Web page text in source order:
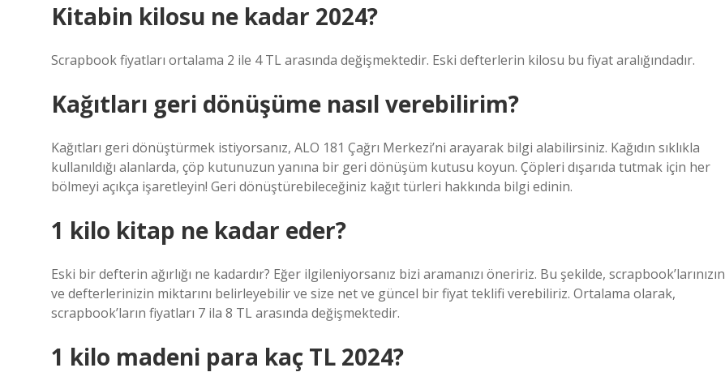
Kitabin kilosu ne kadar 2024?
Scrapbook fiyatları ortalama 2 ile 4 TL arasında değişmektedir. Eski defterlerin kilosu bu fiyat aralığındadır.
Kağıtları geri dönüşüme nasıl verebilirim?
Kağıtları geri dönüştürmek istiyorsanız, ALO 181 Çağrı Merkezi’ni arayarak bilgi alabilirsiniz. Kağıdın sıklıkla
kullanıldığı alanlarda, çöp kutunuzun yanına bir geri dönüşüm kutusu koyun. Çöpleri dışarıda tutmak için her
bölmeyi açıkça işaretleyin! Geri dönüştürebileceğiniz kağıt türleri hakkında bilgi edinin.
1 kilo kitap ne kadar eder?
Eski bir defterin ağırlığı ne kadardır? Eğer ilgileniyorsanız bizi aramanızı öneririz. Bu şekilde, scrapbook’larınızın
ve defterlerinizin miktarını belirleyebilir ve size net ve güncel bir fiyat teklifi verebiliriz. Ortalama olarak,
scrapbook’ların fiyatları 7 ila 8 TL arasında değişmektedir.
1 kilo madeni para kaç TL 2024?